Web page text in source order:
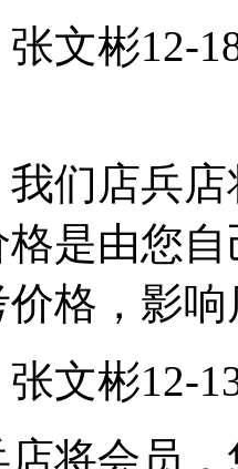
张文彬12-
们店兵
是由您
格，影
张文彬12-
将会员